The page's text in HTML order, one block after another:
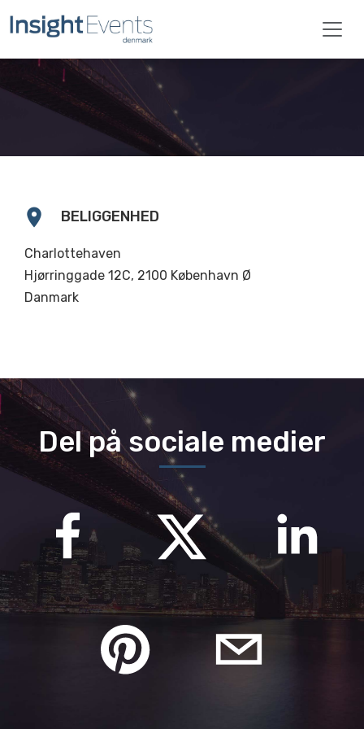
location_on BELIGGENHED
Charlottehaven
Hjørringgade 12C, 2100 København Ø
Danmark
Del på sociale medier